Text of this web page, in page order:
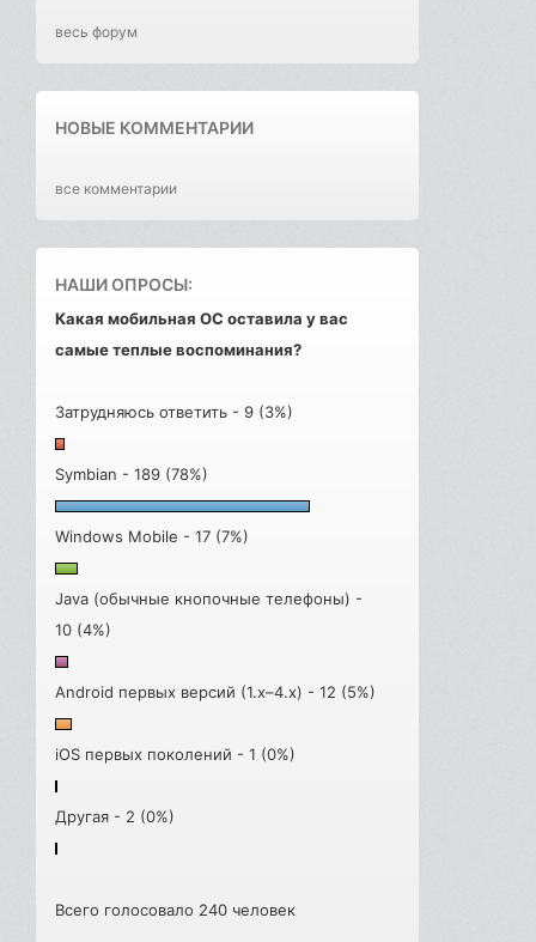
весь форум
НОВЫЕ КОММЕНТАРИИ
все комментарии
НАШИ ОПРОСЫ:
Какая мобильная ОС оставила у вас
самые теплые воспоминания?
Затрудняюсь ответить - 9 (3%)
Symbian - 189 (78%)
Windows Mobile - 17 (7%)
Java (обычные кнопочные телефоны) -
10 (4%)
Android первых версий (1.x–4.x) - 12 (5%)
iOS первых поколений - 1 (0%)
Другая - 2 (0%)
Всего голосовало 240 человек